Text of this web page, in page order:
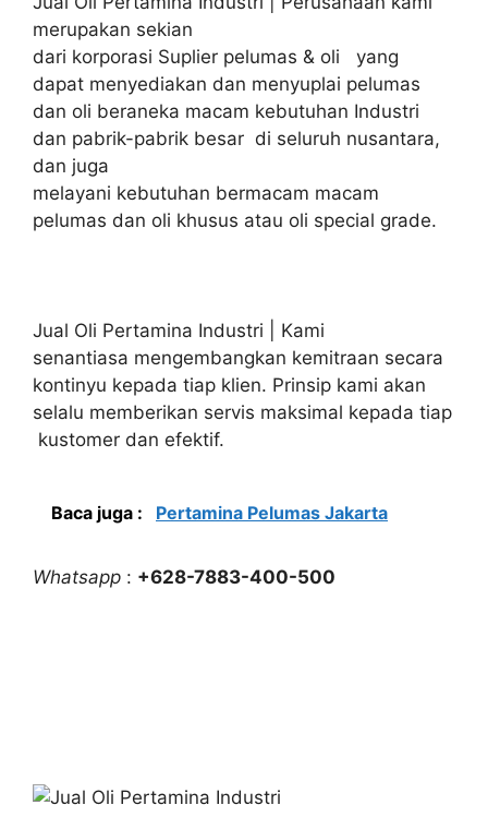
merupakan sekian
dari korporasi Suplier pelumas & oli yang
dapat menyediakan dan menyuplai pelumas
dan oli beraneka macam kebutuhan Industri
dan pabrik-pabrik besar di seluruh nusantara,
dan juga
melayani kebutuhan bermacam macam
pelumas dan oli khusus atau oli special grade.
Jual Oli Pertamina Industri | Kami
senantiasa mengembangkan kemitraan secara
kontinyu kepada tiap klien. Prinsip kami akan
selalu memberikan servis maksimal kepada tiap
kustomer dan efektif.
Baca juga : Pertamina Pelumas Jakarta
Whatsapp : +628-7883-400-500